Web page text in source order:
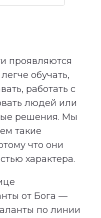
проявляются
обучать,
работать с
людей или
решения. Мы
такие
что они
характера.
от Бога —
по линии